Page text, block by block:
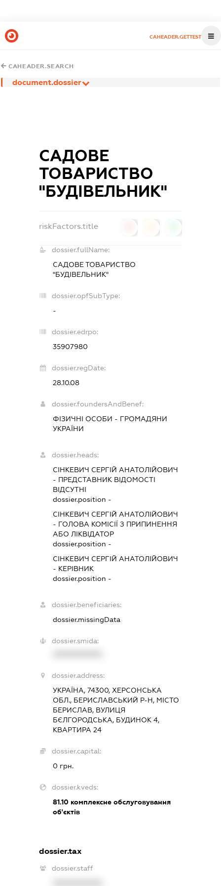
CAHEADER.GETTEST
CAHEADER.SEARCH
document.dossier
САДОВЕ
ТОВАРИСТВО
"БУДІВЕЛЬНИК"
riskFactors.title
dossier.fullName:
САДОВЕ ТОВАРИСТВО
"БУДІВЕЛЬНИК"
dossier.opfSubType:
-
dossier.edrpo:
35907980
dossier.regDate:
28.10.08
dossier.foundersAndBenef:
ФІЗИЧНІ ОСОБИ - ГРОМАДЯНИ
УКРАЇНИ
dossier.heads:
СІНКЕВИЧ СЕРГІЙ АНАТОЛІЙОВИЧ
- ПРЕДСТАВНИК ВІДОМОСТІ
ВІДСУТНІ
dossier.position -
СІНКЕВИЧ СЕРГІЙ АНАТОЛІЙОВИЧ
- ГОЛОВА КОМІСІЇ З ПРИПИНЕННЯ
АБО ЛІКВІДАТОР
dossier.position -
СІНКЕВИЧ СЕРГІЙ АНАТОЛІЙОВИЧ
- КЕРІВНИК
dossier.position -
dossier.beneficiaries:
dossier.missingData
dossier.smida:
dossier.address:
УКРАЇНА, 74300, ХЕРСОНСЬКА
ОБЛ., БЕРИСЛАВСЬКИЙ Р-Н, МІСТО
БЕРИСЛАВ, ВУЛИЦЯ
БЄЛГОРОДСЬКА, БУДИНОК 4,
КВАРТИРА 24
dossier.capital:
0 грн.
dossier.kveds:
81.10 комплексне обслуговування
об'єктів
dossier.tax
dossier.staff